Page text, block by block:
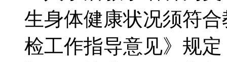
生身体健康状况须符
检工作指导意见》